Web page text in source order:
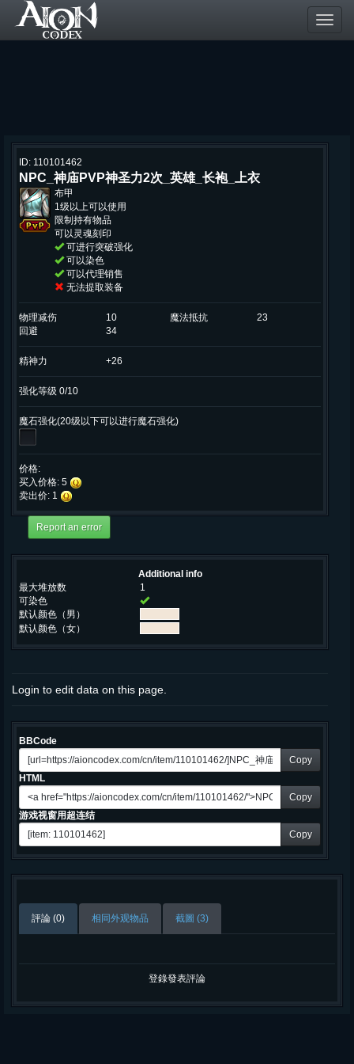
ID: 110101462
NPC_神庙PVP神圣力2次_英雄_长袍_上衣
布甲
1级以上可以使用
限制持有物品
可以灵魂刻印
可进行突破强化
可以染色
可以代理销售
无法提取装备
物理减伤 10 魔法抵抗
23
回避
34
精神力 +26
强化等级 0/10
魔石强化(20级以下可以进行魔石强化)
价格:
买入价格: 5
卖出价: 1
Additional info
最大堆放数
1
可染色
默认颜色（男）
默认颜色（女）
Login to edit data on this page.
BBCode
Copy
HTML
Copy
游戏视窗用超连结
Copy
評論 (0) 相同外观物品 截圖 (3)
登錄發表評論